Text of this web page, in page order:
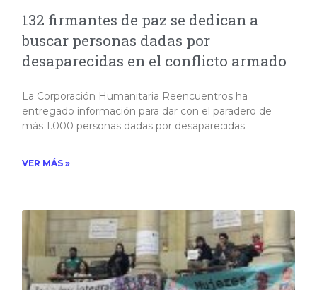
132 firmantes de paz se dedican a
buscar personas dadas por
desaparecidas en el conflicto armado
La Corporación Humanitaria Reencuentros ha
entregado información para dar con el paradero de
más 1.000 personas dadas por desaparecidas.
VER MÁS »